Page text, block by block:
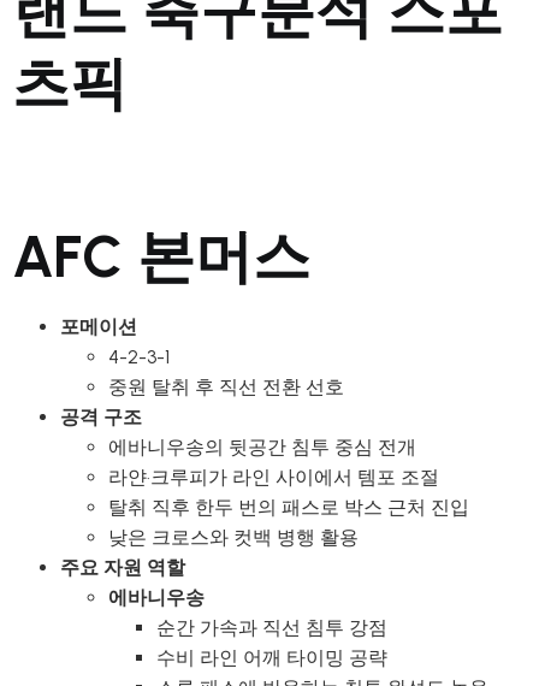
츠픽
AFC 본머스
포메이션
4-2-3-1
중원 탈취 후 직선 전환 선호
공격 구조
에바니우송의 뒷공간 침투 중심 전개
라얀·크루피가 라인 사이에서 템포 조절
탈취 직후 한두 번의 패스로 박스 근처 진입
낮은 크로스와 컷백 병행 활용
주요 자원 역할
에바니우송
순간 가속과 직선 침투 강점
수비 라인 어깨 타이밍 공략